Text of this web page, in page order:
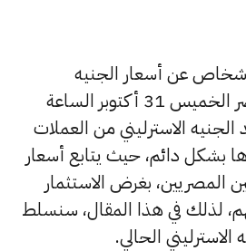
عن أسعار الجنيه
الاسترليني اليوم في مصر الخميس 31 أكتوبر الساعة
الجنيه الاسترليني من العملات
بشكل دائم، حيث يتابع أسعار
المصريين، بغرض الاستثمار
لذلك في هذا المقال، سنسلط
الحالي.